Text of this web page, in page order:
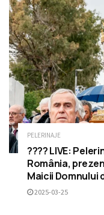
PELERINAJE
???? LIVE:
România,
Maicii Domnului
2025-03-25